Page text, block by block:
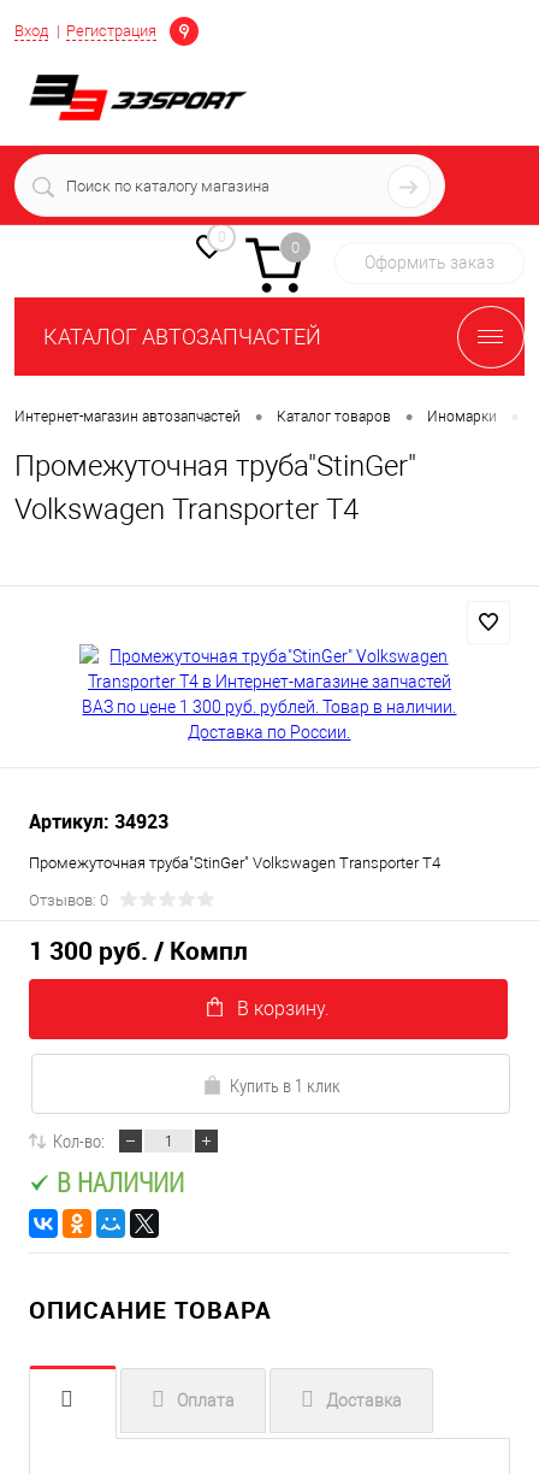
Вход Регистрация
Определение
+7 (939) 716-10-06
пн-пт 7:00-16:00 МСК
0
0
Оформить заказ
КАТАЛОГ АВТОЗАПЧАСТЕЙ
Интернет-магазин автозапчастей • Каталог товаров • Иномарки •
Промежуточная труба"StinGer"
Volkswagen Transporter T4
Артикул: 34923
Промежуточная труба"StinGer" Volkswagen Transporter T4
Отзывов: 0
1 300 руб. / Компл
В корзину.
Купить в 1 клик
Кол-во:
В НАЛИЧИИ
ОПИСАНИЕ ТОВАРА
Оплата Доставка